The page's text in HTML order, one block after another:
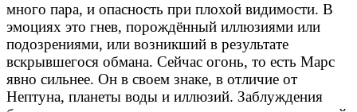
много пара, и опасность при плохой видимости. В
эмоциях это гнев, порождённый иллюзиями или
подозрениями, или возникший в результате
вскрывшегося обмана. Сейчас огонь, то есть Марс
явно сильнее. Он в своем знаке, в отличие от
Нептуна, планеты воды и иллюзий. Заблуждения